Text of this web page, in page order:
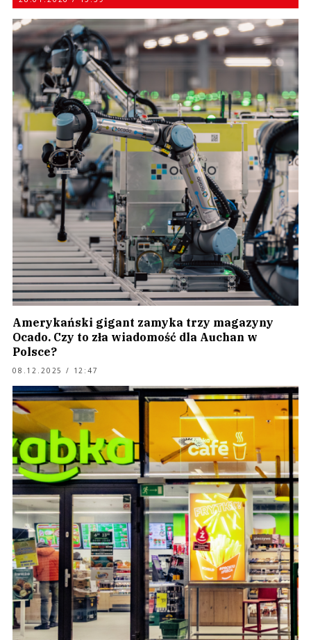
Amerykański gigant zamyka trzy magazyny
Ocado. Czy to zła wiadomość dla Auchan w
Polsce?
08.12.2025 / 12:47